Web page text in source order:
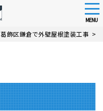
MENU
葛飾区鎌倉で外壁屋根塗装工事 >